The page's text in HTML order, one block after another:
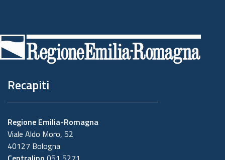
di
pagina
Recapiti
Regione Emilia-Romagna
Viale Aldo Moro, 52
40127 Bologna